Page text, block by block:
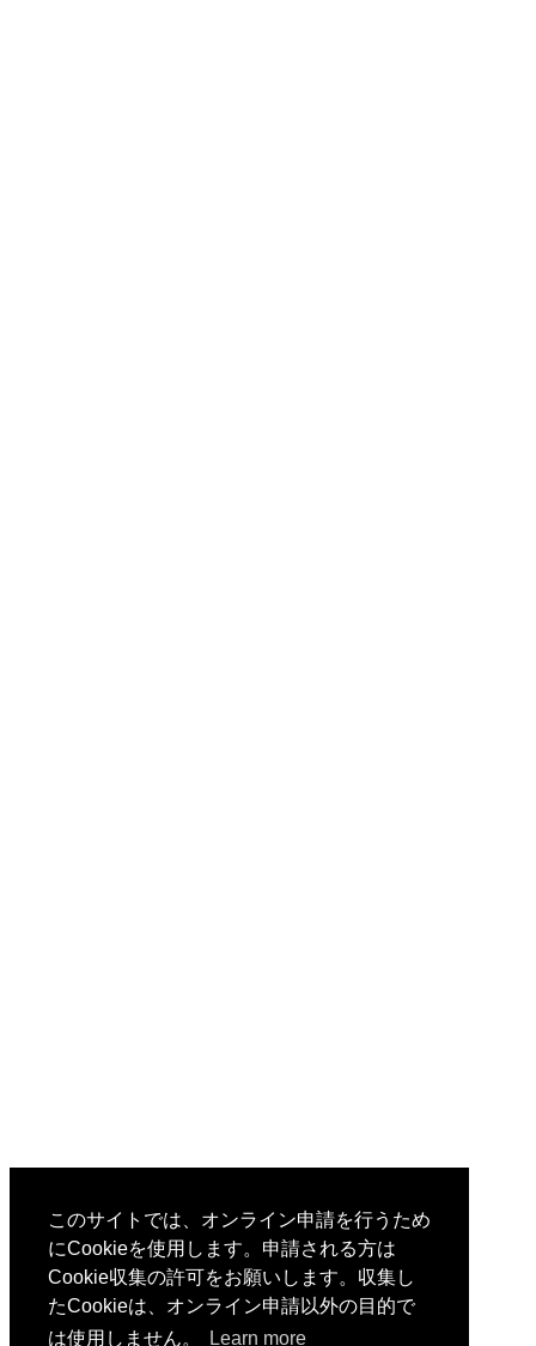
このサイトでは、オンライン申請を行うため
にCookieを使用します。申請される方は
Cookie収集の許可をお願いします。収集し
たCookieは、オンライン申請以外の目的で
は使用しません。
Learn more